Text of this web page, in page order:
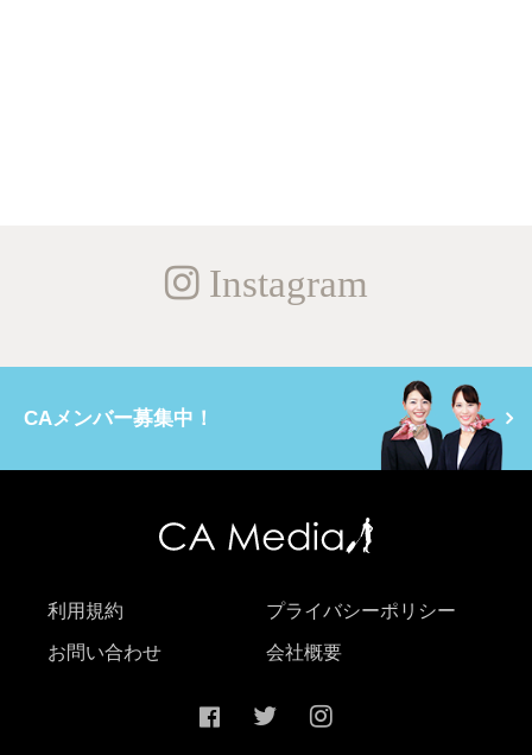
Instagram
CAメンバー募集中！
利用規約 プライバシーポリシー
お問い合わせ 会社概要